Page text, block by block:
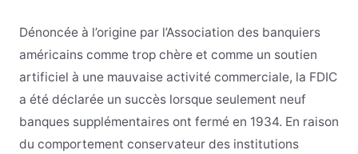
Dénoncée à l’origine par l’Association des banquiers
américains comme trop chère et comme un soutien
artificiel à une mauvaise activité commerciale, la FDIC
a été déclarée un succès lorsque seulement neuf
banques supplémentaires ont fermé en 1934. En raison
du comportement conservateur des institutions